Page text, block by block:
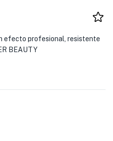
efecto profesional, resistente
BEAUTY